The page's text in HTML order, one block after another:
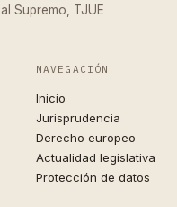
Supremo, TJUE
NAVEGACIÓN
Inicio
Jurisprudencia
Derecho europeo
Actualidad legislativa
Protección de datos